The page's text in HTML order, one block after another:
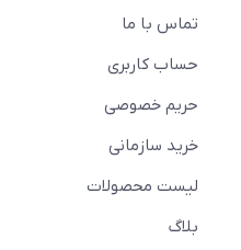
تماس با ما
حساب کاربری
حریم خصوصی
خرید سازمانی
لیست محصولات
بلاگ